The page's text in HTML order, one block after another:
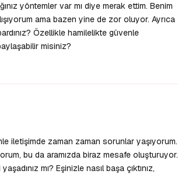
yöntemler var mı diye merak ettim. Benim
ama bazen yine de zor oluyor. Ayrıca
Özellikle hamilelikte güvenle
misiniz?
iletişimde zaman zaman sorunlar yaşıyorum.
bu da aramızda biraz mesafe oluşturuyor.
mı? Eşinizle nasıl başa çıktınız,